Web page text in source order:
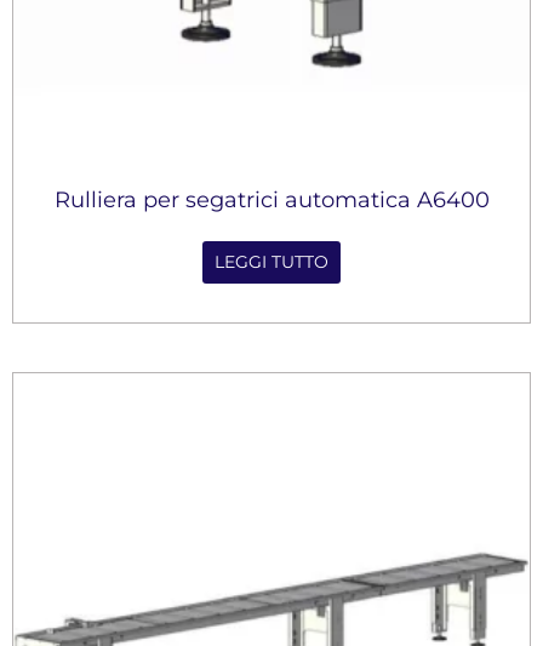
Rulliera per segatrici automatica A6400
LEGGI TUTTO